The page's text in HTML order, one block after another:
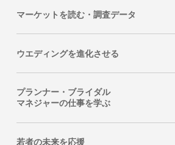
マーケットを読む・調査データ
ウエディングを進化させる
プランナー・ブライダル
マネジャーの仕事を学ぶ
若者の未来を応援